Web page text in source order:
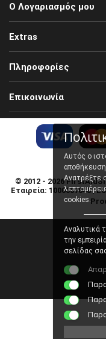
Ο Λογαριασμός μου
Extras
Πληροφορίες
Επικοινωνία
© 2012 - 2026
Εταιρεία: 1000007048 |
Αυτός ο
Ανατρέξτε
cookies.
Αναλυτικά
την
σελίδας